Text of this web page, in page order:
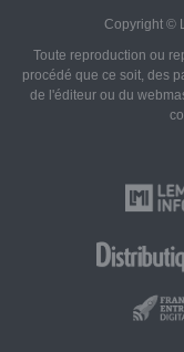
Copyright ©
Toute reproduction ou
procédé que ce soit, des
de l'éditeur ou du